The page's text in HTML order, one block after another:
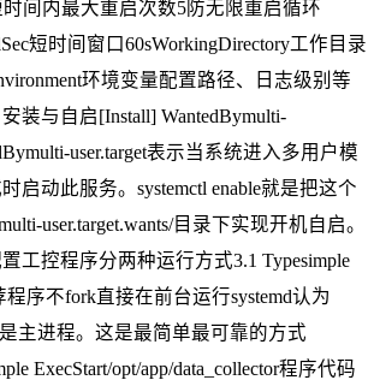
时间内最大重启次数5防无限重启循环
短时间窗口60sWorkingDirectory工作目录
环境变量配置路径、日志级别等
装与自启[Install] WantedBymulti-
user.target表示当系统进入多用户模
启动此服务。systemctl enable就是把这个
user.target.wants/目录下实现开机自启。
工控程序分两种运行方式3.1 Typesimple
序不fork直接在前台运行systemd认为
主进程。这是最简单最可靠的方式
ExecStart/opt/app/data_collector程序代码